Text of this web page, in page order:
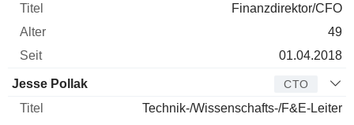
Finanzdirektor/CFO
49
01.04.2018
Jesse Pollak CTO
Technik-/Wissenschafts-/F&E-Leiter